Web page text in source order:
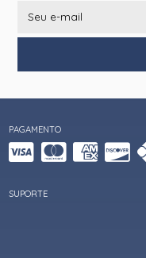
CONDIÇÕES DE